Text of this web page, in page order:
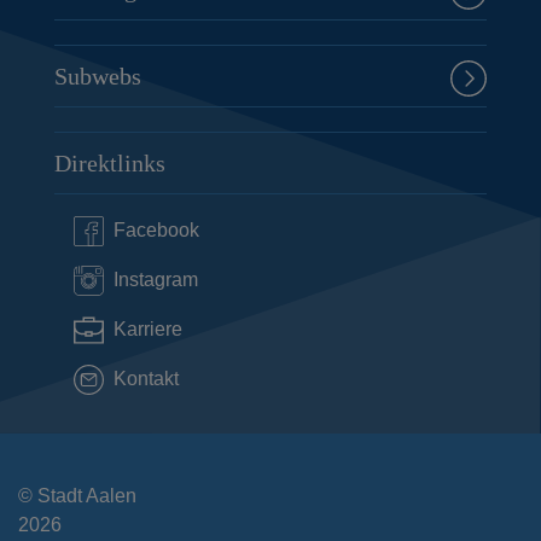
Subwebs
Direktlinks
Facebook
Instagram
Karriere
Kontakt
© Stadt Aalen
2026